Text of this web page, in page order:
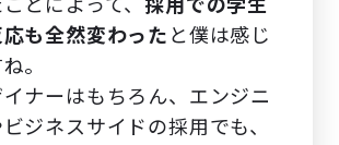
とによって、 採用での学生
も全然変わった と僕は感じ
。
ナーはもちろん、エンジニ
ジネスサイドの採用でも、